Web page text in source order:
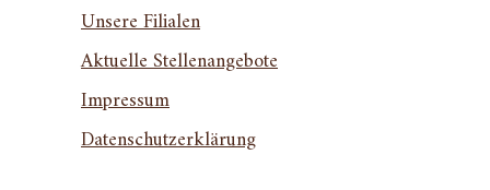
Unsere Filialen
Aktuelle Stellenangebote
Impressum
Datenschutzerklärung